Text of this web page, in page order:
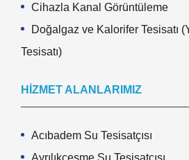
Cihazla Kanal Görüntüleme
Doğalgaz ve Kalorifer Tesisatı
Tesisatı)
HIZMET ALANLARIMIZ
Acıbadem Su Tesisatçısı
Ayrılıkçeşme Su Tesisatçısı